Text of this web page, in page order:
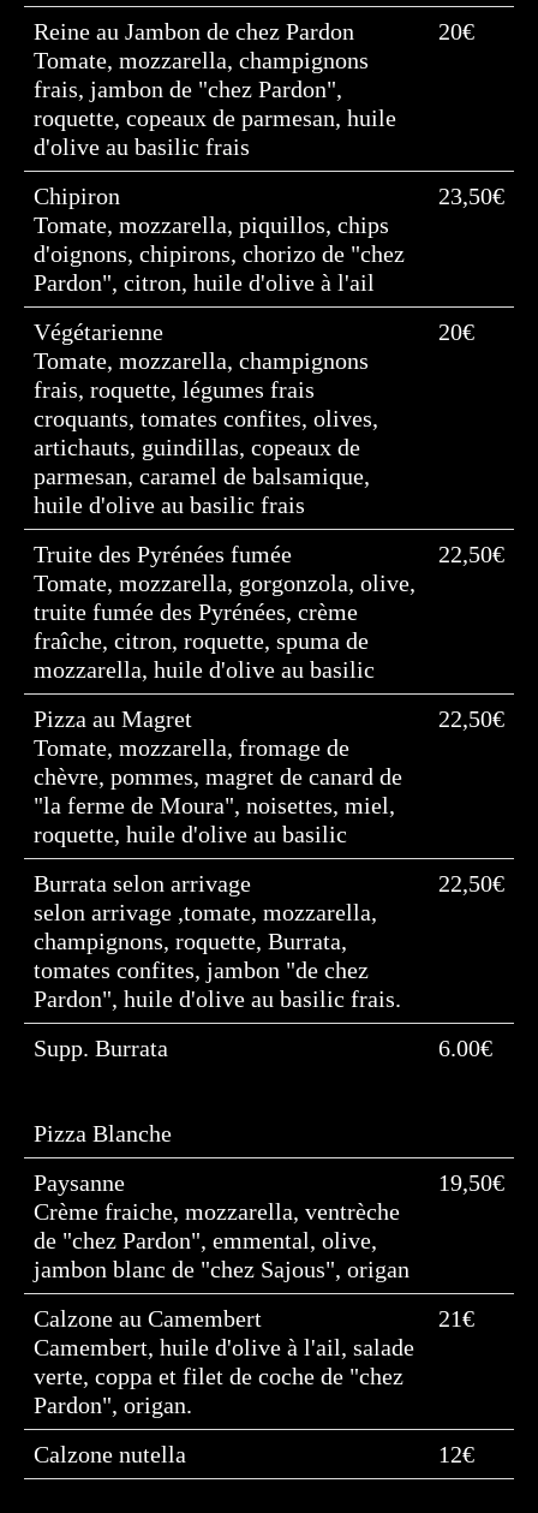
Reine au Jambon de chez Pardon
Tomate, mozzarella, champignons
frais, jambon de "chez Pardon",
roquette, copeaux de parmesan, huile
d'olive au basilic frais
20€
Chipiron
Tomate, mozzarella, piquillos, chips
d'oignons, chipirons, chorizo de "chez
Pardon", citron, huile d'olive à l'ail
23,50€
Végétarienne
Tomate, mozzarella, champignons
frais, roquette, légumes frais
croquants, tomates confites, olives,
artichauts, guindillas, copeaux de
parmesan, caramel de balsamique,
huile d'olive au basilic frais
20€
Truite des Pyrénées fumée
Tomate, mozzarella, gorgonzola, olive,
truite fumée des Pyrénées, crème
fraîche, citron, roquette, spuma de
mozzarella, huile d'olive au basilic
22,50€
Pizza au Magret
Tomate, mozzarella, fromage de
chèvre, pommes, magret de canard de
"la ferme de Moura", noisettes, miel,
roquette, huile d'olive au basilic
22,50€
Burrata selon arrivage
selon arrivage ,tomate, mozzarella,
champignons, roquette, Burrata,
tomates confites, jambon "de chez
Pardon", huile d'olive au basilic frais.
22,50€
Supp. Burrata 6.00€
Pizza Blanche
Paysanne
Crème fraiche, mozzarella, ventrèche
de "chez Pardon", emmental, olive,
jambon blanc de "chez Sajous", origan
19,50€
Calzone au Camembert
Camembert, huile d'olive à l'ail, salade
verte, coppa et filet de coche de "chez
Pardon", origan.
21€
Calzone nutella 12€